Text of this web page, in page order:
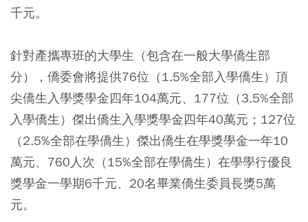
千元。
針對產攜專班的大學生（包含在一般大學僑生部
分），僑委會將提供76位（1.5%全部入學僑生）頂
尖僑生入學獎學金四年104萬元、177位（3.5%全部
入學僑生）傑出僑生入學獎學金四年40萬元；127位
（2.5%全部在學僑生）傑出僑生在學獎學金一年10
萬元、760人次（15%全部在學僑生）在學學行優良
獎學金一學期6千元、20名畢業僑生委員長獎5萬
元。